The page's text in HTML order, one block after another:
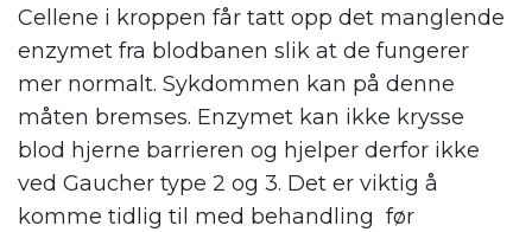
Cellene i kroppen får tatt opp det manglende
enzymet fra blodbanen slik at de fungerer
mer normalt. Sykdommen kan på denne
måten bremses. Enzymet kan ikke krysse
blod hjerne barrieren og hjelper derfor ikke
ved Gaucher type 2 og 3. Det er viktig å
komme tidlig til med behandling før